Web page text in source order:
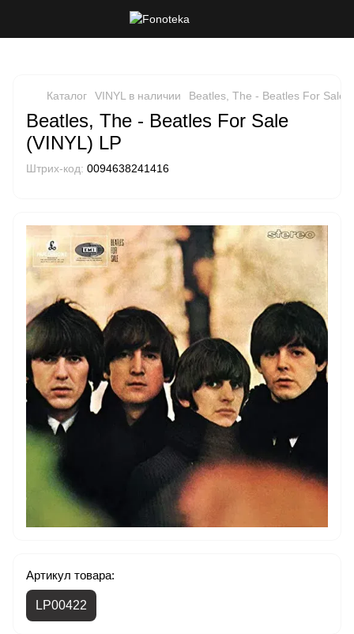
Каталог VINYL в наличии Beatles, The - Beatles For Sale
Beatles, The - Beatles For Sale
(VINYL) LP
Штрих-код: 0094638241416
Артикул товара:
LP00422